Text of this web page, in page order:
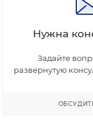
Нужна
Задайте
развернутую